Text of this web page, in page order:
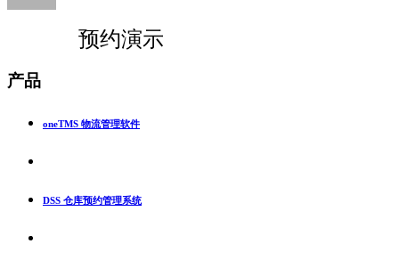
预约演示
产品
oneTMS 物流管理软件
DSS 仓库预约管理系统